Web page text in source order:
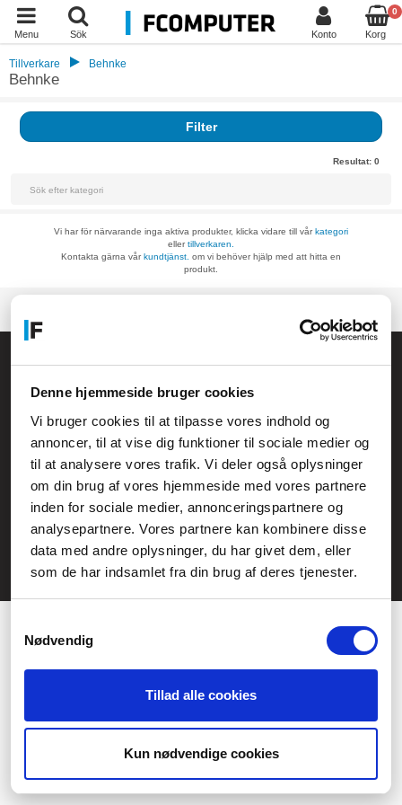
Denne hjemmeside bruger cookies
Vi bruger cookies til at tilpasse vores indhold og
annoncer, til at vise dig funktioner til sociale medier og
til at analysere vores trafik. Vi deler også oplysninger
om din brug af vores hjemmeside med vores partnere
inden for sociale medier, annonceringspartnere og
analysepartnere. Vores partnere kan kombinere disse
data med andre oplysninger, du har givet dem, eller
som de har indsamlet fra din brug af deres tjenester.
Nødvendig
Tillad alle cookies
Kun nødvendige cookies
Menu Sök Konto
0
Korg
Tillverkare Behnke
Behnke
Filter
Resultat: 0
Vi har för närvarande inga aktiva produkter, klicka vidare till vårkategori
ellertillverkaren.
Kontakta gärna vårkundtjänst. om vi behöver hjälp med att hitta en
produkt.
kundservice@fcomputer.se
Service- och reklamationsavdelningen:
service@fcomputer.se
Webbplatskarta
Kundcenter
3 veckors returrätt
Ångra köp
Skapa klagomål
Datasäkerhet/cookies